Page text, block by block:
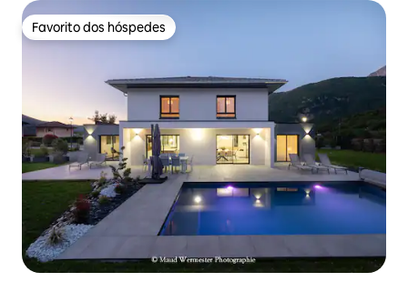
Favorito dos hóspedes
Favorito dos hóspedes